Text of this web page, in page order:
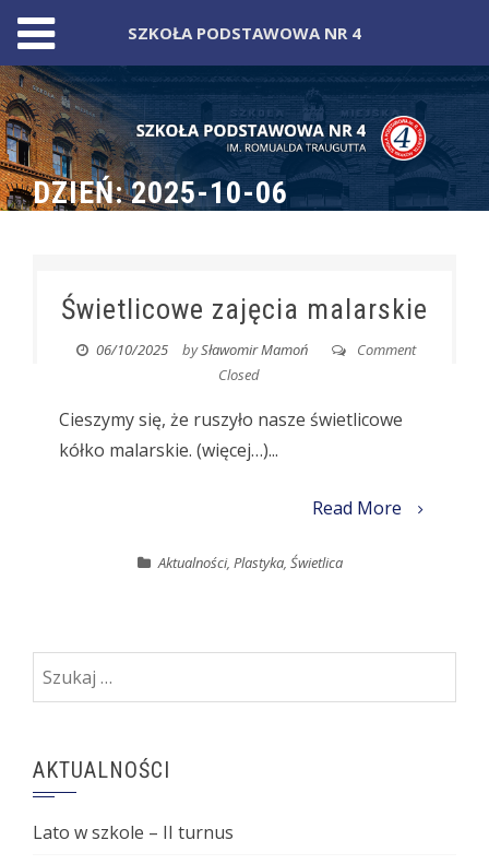
Skip
to
content
DZIEŃ:2025-10-06
Świetlicowe zajęcia malarskie
06/10/2025 bySławomir Mamoń
Comment
Closed
Cieszymy się, że ruszyło nasze świetlicowe
kółko malarskie. (więcej…)...
Read More
Aktualności,Plastyka,Świetlica
Szukaj:
AKTUALNOŚCI
Lato w szkole – II turnus
SZKOŁA PODSTAWOWA NR 4